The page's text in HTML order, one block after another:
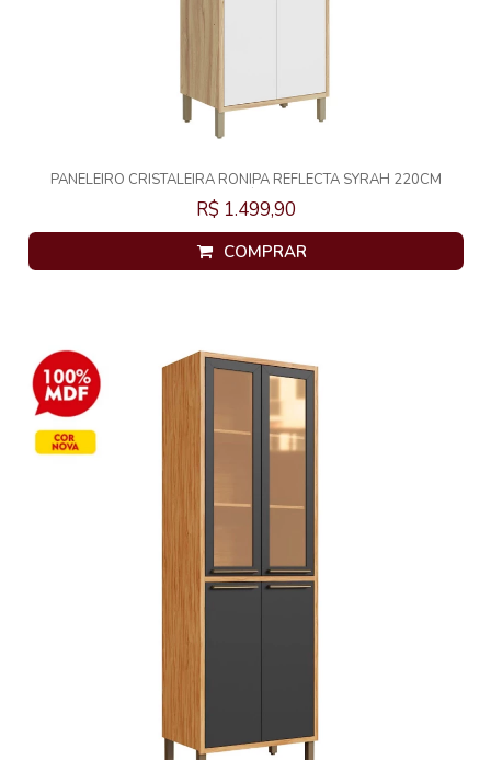
PANELEIRO CRISTALEIRA RONIPA REFLECTA SYRAH 220CM
AMENDOA/BRANCO
R$ 1.499,90
COMPRAR